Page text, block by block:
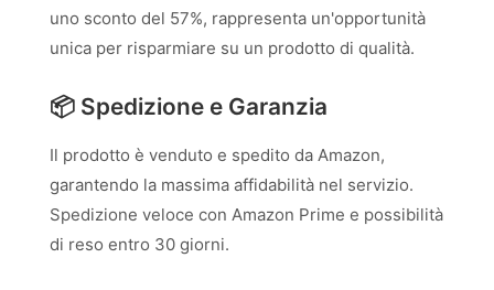
uno sconto del 57%, rappresenta un'opportunità
unica per risparmiare su un prodotto di qualità.
📦 Spedizione e Garanzia
Il prodotto è venduto e spedito da Amazon,
garantendo la massima affidabilità nel servizio.
Spedizione veloce con Amazon Prime e possibilità
di reso entro 30 giorni.